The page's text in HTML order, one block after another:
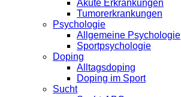
Akute Erkrankungen
Tumorerkrankungen
Psychologie
Allgemeine Psychologie
Sportpsychologie
Doping
Alltagsdoping
Doping im Sport
Sucht